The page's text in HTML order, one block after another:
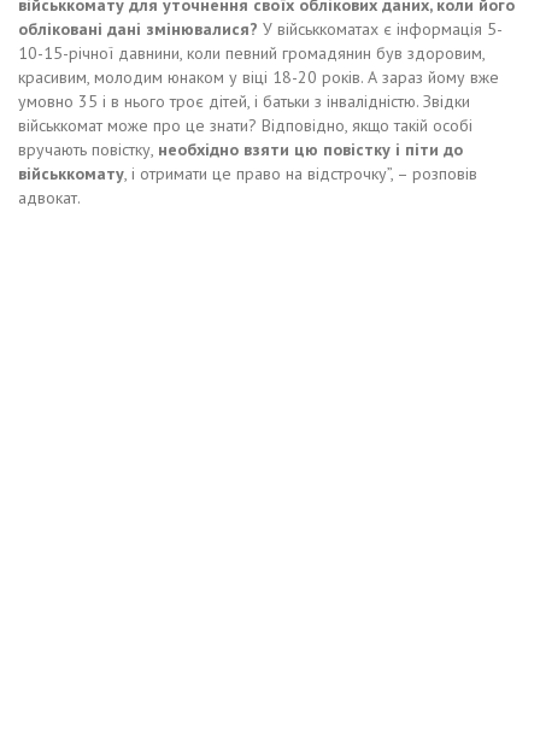
обліковані дані змінювалися? У військкоматах є інформація 5-
10-15-річної давнини, коли певний громадянин був здоровим,
красивим, молодим юнаком у віці 18-20 років. А зараз йому вже
умовно 35 і в нього троє дітей, і батьки з інвалідністю. Звідки
військкомат може про це знати? Відповідно, якщо такій особі
вручають повістку, необхідно взяти цю повістку і піти до
військкомату , і отримати це право на відстрочку”, – розповів
адвокат.